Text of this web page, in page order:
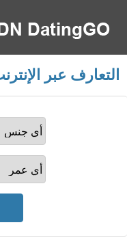
التعارف عبر